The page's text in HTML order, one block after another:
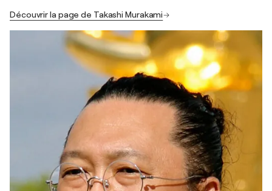
Découvrir la page de Takashi Murakami